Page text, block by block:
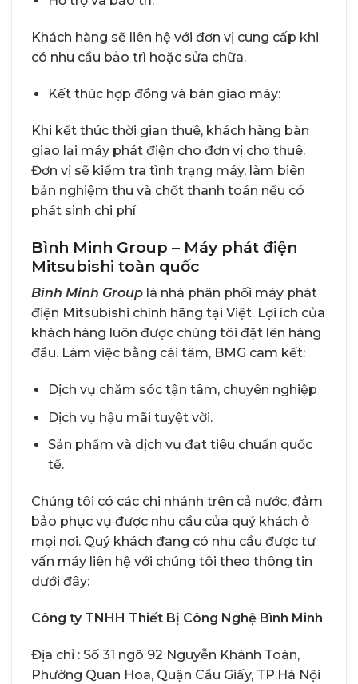
Khách hàng sẽ liên hệ với đơn vị cung cấp khi
có nhu cầu bảo trì hoặc sửa chữa.
Kết thúc hợp đồng và bàn giao máy:
Khi kết thúc thời gian thuê, khách hàng bàn
giao lại máy phát điện cho đơn vị cho thuê.
Đơn vị sẽ kiểm tra tình trạng máy, làm biên
bản nghiệm thu và chốt thanh toán nếu có
phát sinh chi phí
Bình Minh Group – Máy phát điện
Mitsubishi toàn quốc
Bình Minh Group là nhà phân phối máy phát
điện Mitsubishi chính hãng tại Việt. Lợi ích của
khách hàng luôn được chúng tôi đặt lên hàng
đầu. Làm việc bằng cái tâm, BMG cam kết:
Dịch vụ chăm sóc tận tâm, chuyên nghiệp
Dịch vụ hậu mãi tuyệt vời.
Sản phẩm và dịch vụ đạt tiêu chuẩn quốc
tế.
Chúng tôi có các chi nhánh trên cả nước, đảm
bảo phục vụ được nhu cầu của quý khách ở
mọi nơi. Quý khách đang có nhu cầu được tư
vấn máy liên hệ với chúng tôi theo thông tin
dưới đây:
Công ty TNHH Thiết Bị Công Nghệ Bình Minh
Địa chỉ : Số 31 ngõ 92 Nguyễn Khánh Toàn,
Phường Quan Hoa, Quận Cầu Giấy, TP.Hà Nội